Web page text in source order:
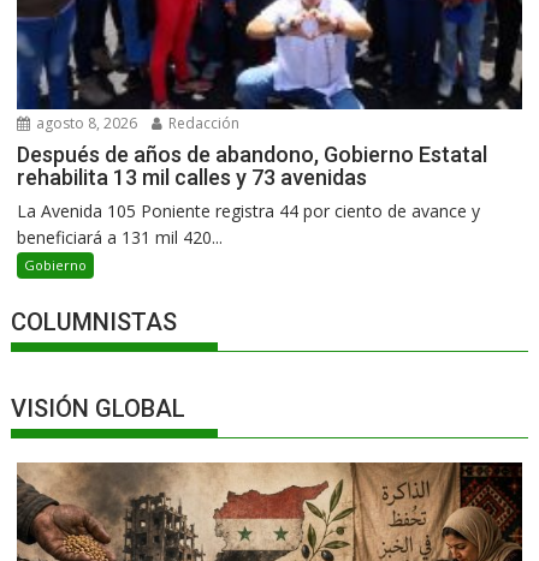
agosto 8, 2026 Redacción
Después de años de abandono, Gobierno Estatal
rehabilita 13 mil calles y 73 avenidas
La Avenida 105 Poniente registra 44 por ciento de avance y
beneficiará a 131 mil 420...
Gobierno
COLUMNISTAS
VISIÓN GLOBAL